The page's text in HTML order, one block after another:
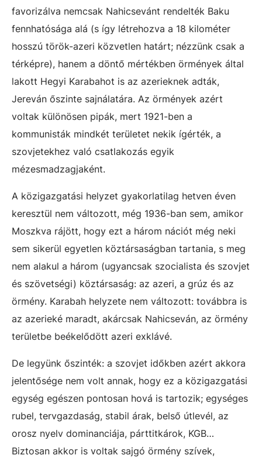
favorizálva nemcsak Nahicsevánt rendelték Baku
fennhatósága alá (s így létrehozva a 18 kilométer
hosszú török-azeri közvetlen határt; nézzünk csak a
térképre), hanem a döntő mértékben örmények által
lakott Hegyi Karabahot is az azerieknek adták,
Jereván őszinte sajnálatára. Az örmények azért
voltak különösen pipák, mert 1921-ben a
kommunisták mindkét területet nekik ígérték, a
szovjetekhez való csatlakozás egyik
mézesmadzagjaként.
A közigazgatási helyzet gyakorlatilag hetven éven
keresztül nem változott, még 1936-ban sem, amikor
Moszkva rájött, hogy ezt a három nációt még neki
sem sikerül egyetlen köztársaságban tartania, s meg
nem alakul a három (ugyancsak szocialista és szovjet
és szövetségi) köztársaság: az azeri, a grúz és az
örmény. Karabah helyzete nem változott: továbbra is
az azerieké maradt, akárcsak Nahicseván, az örmény
területbe beékelődött azeri exklávé.
De legyünk őszinték: a szovjet időkben azért akkora
jelentősége nem volt annak, hogy ez a közigazgatási
egység egészen pontosan hová is tartozik; egységes
rubel, tervgazdaság, stabil árak, belső útlevél, az
orosz nyelv dominanciája, párttitkárok, KGB…
Biztosan akkor is voltak sajgó örmény szívek,